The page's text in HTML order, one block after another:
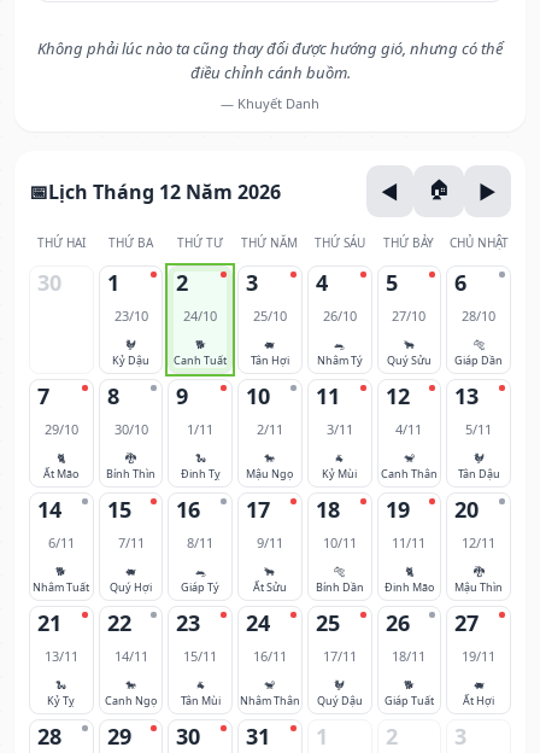
Không phải lúc nào ta cũng thay đổi được hướng gió, nhưng có thể
điều chỉnh cánh buồm.
— Khuyết Danh
Lịch Tháng 12 Năm 2026
THỨ HAI THỨ BA THỨ TƯ THỨ NĂM THỨ SÁU THỨ BẢY CHỦ NHẬT
30 1
23/10
🐓
Kỷ Dậu
2
24/10
🐕
Canh Tuất
3
25/10
🐖
Tân Hợi
4
26/10
🐀
Nhâm Tý
5
27/10
🐂
Quý Sửu
6
28/10
🐅
Giáp Dần
7
29/10
🐈
Ất Mão
8
30/10
🐉
Bính Thìn
9
1/11
🐍
Đinh Tỵ
10
2/11
🐎
Mậu Ngọ
11
3/11
🐐
Kỷ Mùi
12
4/11
🐒
Canh Thân
13
5/11
🐓
Tân Dậu
14
6/11
🐕
Nhâm Tuất
15
7/11
🐖
Quý Hợi
16
8/11
🐀
Giáp Tý
17
9/11
🐂
Ất Sửu
18
10/11
🐅
Bính Dần
19
11/11
🐈
Đinh Mão
20
12/11
🐉
Mậu Thìn
21
13/11
🐍
Kỷ Tỵ
22
14/11
🐎
Canh Ngọ
23
15/11
🐐
Tân Mùi
24
16/11
🐒
Nhâm Thân
25
17/11
🐓
Quý Dậu
26
18/11
🐕
Giáp Tuất
27
19/11
🐖
Ất Hợi
28 29 30 31 1 2 3